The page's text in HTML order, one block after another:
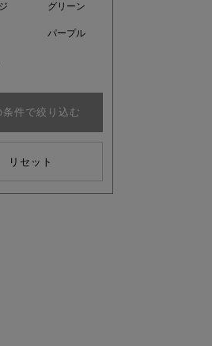
グリーン
パープル
条件で絞り込む
リセット